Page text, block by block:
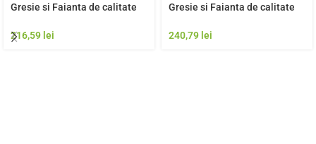
Gresie si Faianta de calitate
Rezistenta Exterior
216,59 lei
Gresie si Faianta de calitate
Rezistenta Exterior
240,79 lei